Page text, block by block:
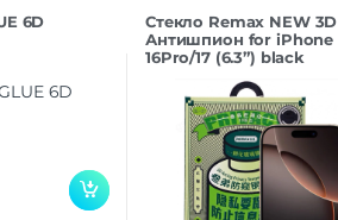
6D
Стекло Remax NEW 3D
Антишпион for iPhone
16Pro/17 (6.3”) black